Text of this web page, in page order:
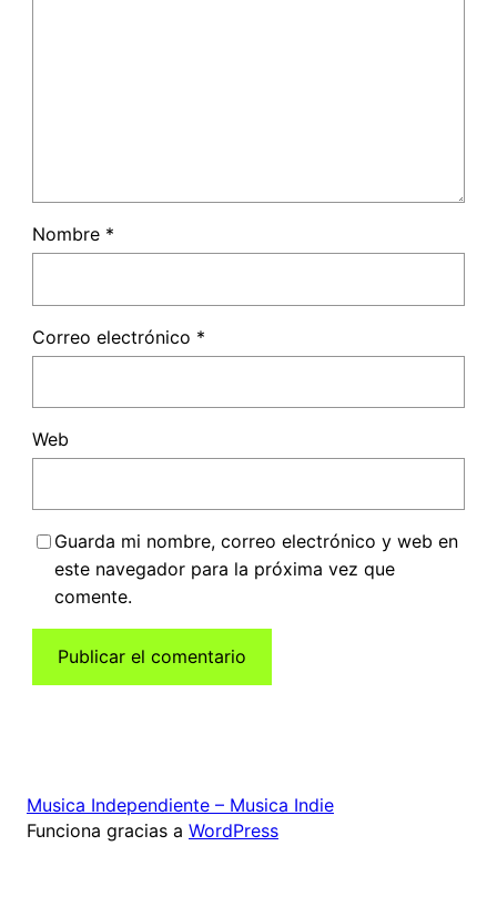
Nombre *
Correo electrónico *
Web
Guarda mi nombre, correo electrónico y web en
este navegador para la próxima vez que
comente.
Musica Independiente – Musica Indie
Funciona gracias a WordPress